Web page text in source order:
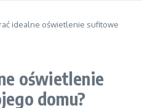
idealne oświetlenie sufitowe
oświetlenie
domu?